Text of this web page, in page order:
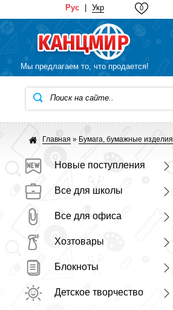
Рус Укр 0
Мы предлагаем то, что продается!
Главная » Бумага, бумажные изделия
Новые поступления
Все для школы
Все для офиса
Хозтовары
Блокноты
Детское творчество